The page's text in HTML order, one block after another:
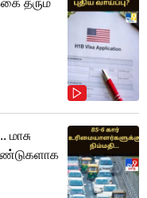
மாசு